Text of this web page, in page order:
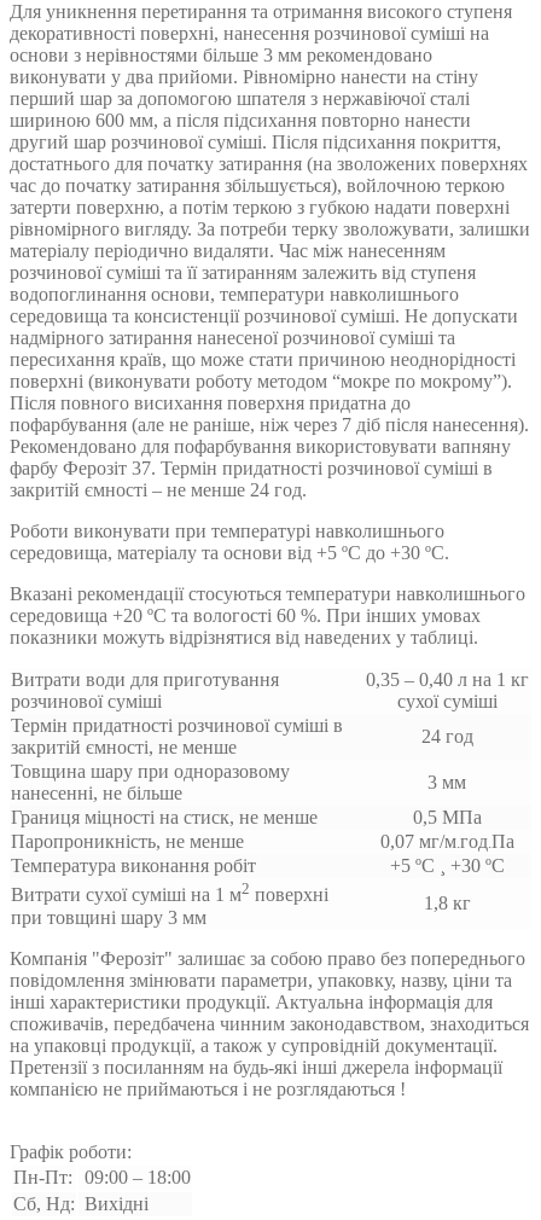
Для уникнення перетирання та отримання високого ступеня
декоративності поверхні, нанесення розчинової суміші на
основи з нерівностями більше 3 мм рекомендовано
виконувати у два прийоми. Рівномірно нанести на стіну
перший шар за допомогою шпателя з нержавіючої сталі
шириною 600 мм, а після підсихання повторно нанести
другий шар розчинової суміші. Після підсихання покриття,
достатнього для початку затирання (на зволожених поверхнях
час до початку затирання збільшується), войлочною теркою
затерти поверхню, а потім теркою з губкою надати поверхні
рівномірного вигляду. За потреби терку зволожувати, залишки
матеріалу періодично видаляти. Час між нанесенням
розчинової суміші та її затиранням залежить від ступеня
водопоглинання основи, температури навколишнього
середовища та консистенції розчинової суміші. Не допускати
надмірного затирання нанесеної розчинової суміші та
пересихання країв, що може стати причиною неоднорідності
поверхні (виконувати роботу методом “мокре по мокрому”).
Після повного висихання поверхня придатна до
пофарбування (але не раніше, ніж через 7 діб після нанесення).
Рекомендовано для пофарбування використовувати вапняну
фарбу Ферозіт 37. Термін придатності розчинової суміші в
закритій ємності – не менше 24 год.
Роботи виконувати при температурі навколишнього
середовища, матеріалу та основи від +5 ºС до +30 ºС.
Вказані рекомендації стосуються температури навколишнього
середовища +20 ºС та вологості 60 %. При інших умовах
показники можуть відрізнятися від наведених у таблиці.
Витрати води для приготування
розчинової суміші
0,35 – 0,40 л на 1 кг
сухої суміші
Термін придатності розчинової суміші в
закритій ємності, не менше
24 год
Товщина шару при одноразовому
нанесенні, не більше
3 мм
Границя міцності на стиск, не менше
0,5 МПа
Паропроникність, не менше
0,07 мг/м.год.Па
Температура виконання робіт
+5 ºС ¸ +30 ºС
Витрати сухої суміші на 1 м2 поверхні
при товщині шару 3 мм
1,8 кг
Компанія "Ферозіт" залишає за собою право без попереднього
повідомлення змінювати параметри, упаковку, назву, ціни та
інші характеристики продукції. Актуальна інформація для
споживачів, передбачена чинним законодавством, знаходиться
на упаковці продукції, а також у супровідній документації.
Претензії з посиланням на будь-які інші джерела інформації
компанією не приймаються і не розглядаються !
Графік роботи:
Пн-Пт:
09:00 – 18:00
Сб, Нд: Вихідні